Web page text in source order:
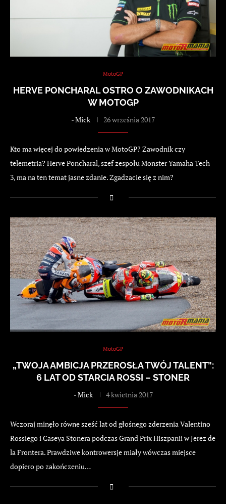
MotoGP
HERVE PONCHARAL OSTRO O ZAWODNIKACH
W MOTOGP
-Mick 26 września 2017
Kto ma więcej do powiedzenia w MotoGP? Zawodnik czy
telemetria? Herve Poncharal, szef zespołu Monster Yamaha Tech
3, ma na ten temat jasne zdanie. Zgadzacie się z nim?
MotoGP
„TWOJA AMBICJA PRZEROSŁA TWÓJ TALENT”:
6 LAT OD STARCIA ROSSI – STONER
-Mick 4 kwietnia 2017
Wczoraj minęło równe sześć lat od głośnego zderzenia Valentino
Rossiego i Caseya Stonera podczas Grand Prix Hiszpanii w Jerez de
la Frontera. Prawdziwe kontrowersje miały wówczas miejsce
dopiero po zakończeniu…